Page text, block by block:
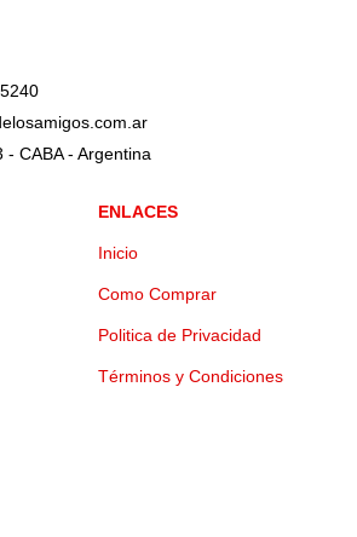
- CABA - Argentina
ENLACES
Inicio
Como Comprar
Politica de Privacidad
Términos y Condiciones